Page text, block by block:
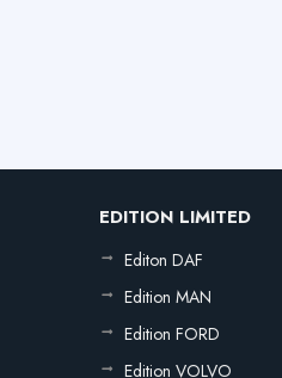
EDITION LIMITED
Editon DAF
Edition MAN
Edition FORD
Edition VOLVO